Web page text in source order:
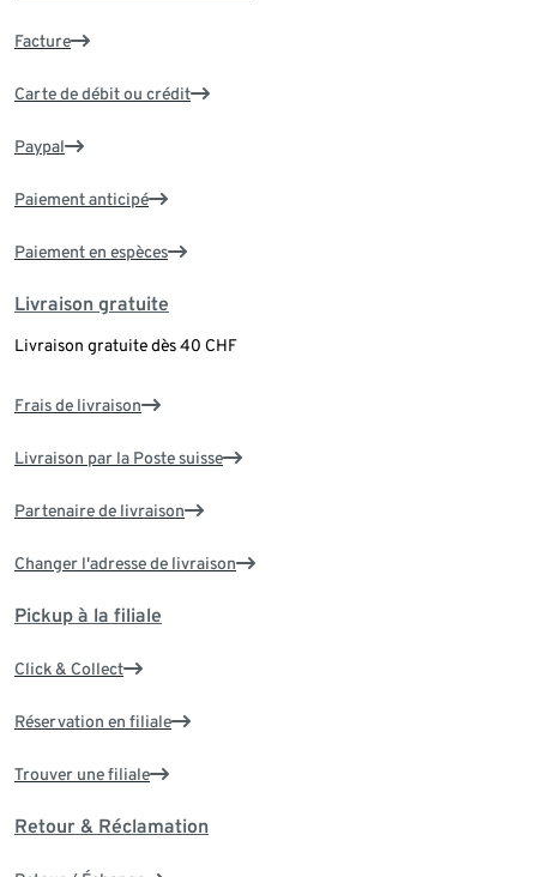
Facture
Carte de débit ou crédit
Paypal
Paiement anticipé
Paiement en espèces
Livraison gratuite
Livraison gratuite dès 40 CHF
Frais de livraison
Livraison par la Poste suisse
Partenaire de livraison
Changer l'adresse de livraison
Pickup à la filiale
Click & Collect
Réservation en filiale
Trouver une filiale
Retour & Réclamation